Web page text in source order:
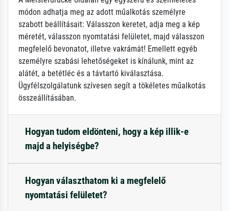
módon adhatja meg az adott műalkotás személyre
szabott beállításait: Válasszon keretet, adja meg a kép
méretét, válasszon nyomtatási felületet, majd válasszon
megfelelő bevonatot, illetve vakrámát! Emellett egyéb
személyre szabási lehetőségeket is kínálunk, mint az
alátét, a betétléc és a távtartó kiválasztása.
Ügyfélszolgálatunk szívesen segít a tökéletes műalkotás
összeállításában.
Hogyan tudom eldönteni, hogy a kép illik-e
majd a helyiségbe?
Hogyan választhatom ki a megfelelő
nyomtatási felületet?